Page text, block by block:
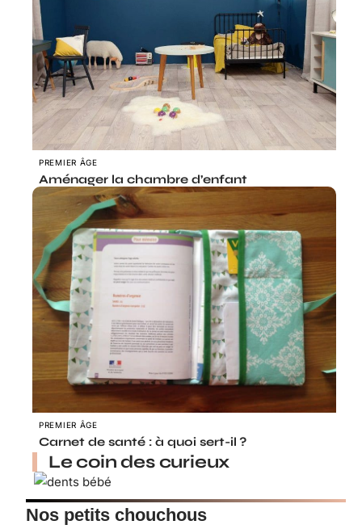
PREMIER ÂGE
Aménager la chambre d’enfant
PREMIER ÂGE
Carnet de santé : à quoi sert-il ?
Le coin des curieux
Nos petits chouchous